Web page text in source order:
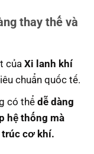
thay thế và
của Xi lanh khí
chuẩn quốc tế.
có thể dễ dàng
hệ thống mà
trúc cơ khí.